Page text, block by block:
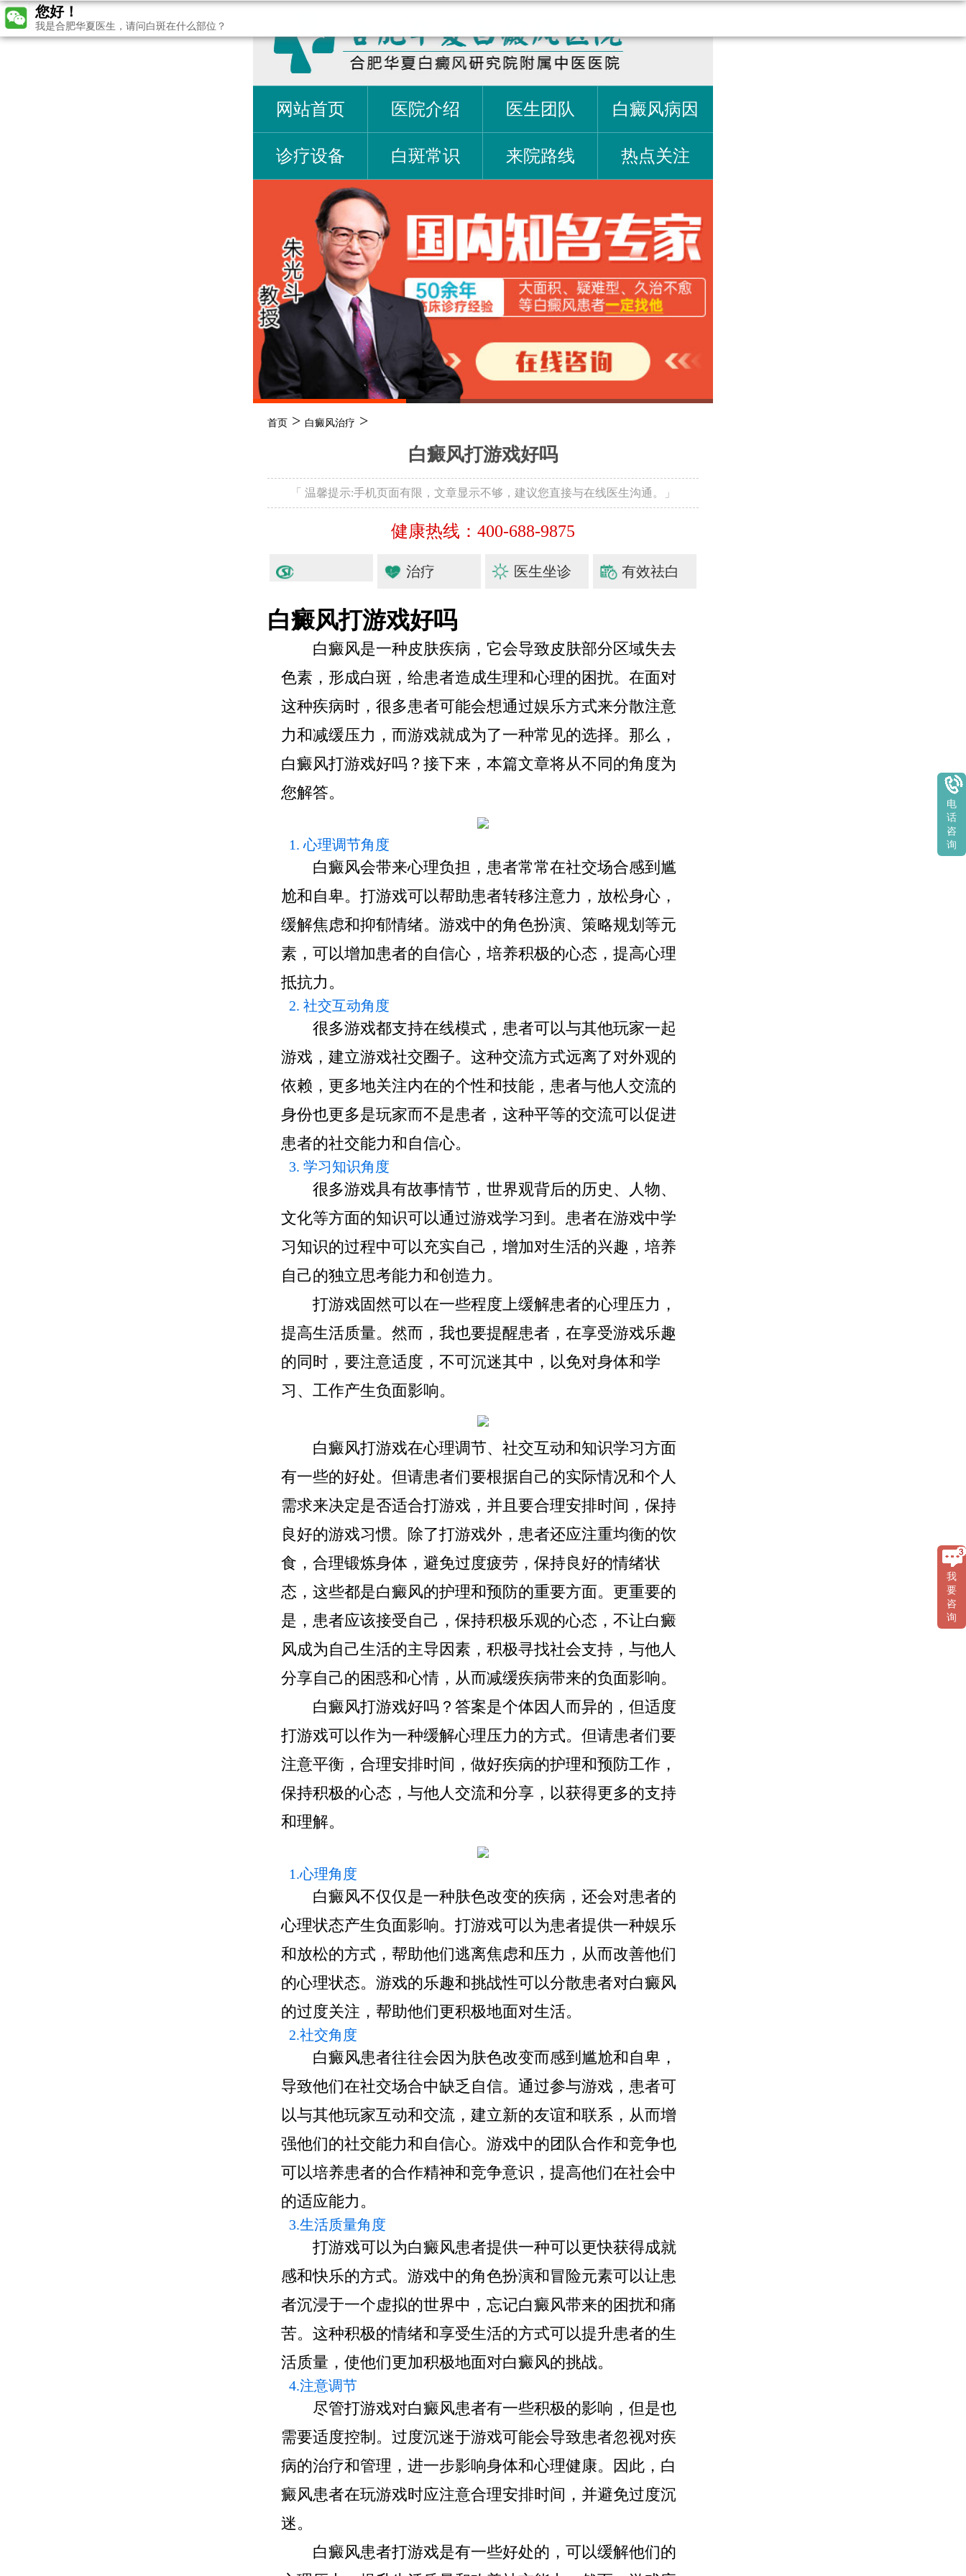
网站首页 医院介绍 医生团队 白癜风病因
诊疗设备 白斑常识 来院路线 热点关注
首页 > 白癜风治疗 >
白癜风打游戏好吗
「 温馨提示:手机页面有限，文章显示不够，建议您直接与在线医生沟通。」
健康热线：400-688-9875
治疗 医生坐诊 有效祛白
白癜风打游戏好吗
白癜风是一种皮肤疾病，它会导致皮肤部分区域失去
色素，形成白斑，给患者造成生理和心理的困扰。在面对
这种疾病时，很多患者可能会想通过娱乐方式来分散注意
力和减缓压力，而游戏就成为了一种常见的选择。那么，
白癜风打游戏好吗？接下来，本篇文章将从不同的角度为
您解答。
1. 心理调节角度
白癜风会带来心理负担，患者常常在社交场合感到尴
尬和自卑。打游戏可以帮助患者转移注意力，放松身心，
缓解焦虑和抑郁情绪。游戏中的角色扮演、策略规划等元
素，可以增加患者的自信心，培养积极的心态，提高心理
抵抗力。
2. 社交互动角度
很多游戏都支持在线模式，患者可以与其他玩家一起
游戏，建立游戏社交圈子。这种交流方式远离了对外观的
依赖，更多地关注内在的个性和技能，患者与他人交流的
身份也更多是玩家而不是患者，这种平等的交流可以促进
患者的社交能力和自信心。
3. 学习知识角度
很多游戏具有故事情节，世界观背后的历史、人物、
文化等方面的知识可以通过游戏学习到。患者在游戏中学
习知识的过程中可以充实自己，增加对生活的兴趣，培养
自己的独立思考能力和创造力。
打游戏固然可以在一些程度上缓解患者的心理压力，
提高生活质量。然而，我也要提醒患者，在享受游戏乐趣
的同时，要注意适度，不可沉迷其中，以免对身体和学
习、工作产生负面影响。
白癜风打游戏在心理调节、社交互动和知识学习方面
有一些的好处。但请患者们要根据自己的实际情况和个人
需求来决定是否适合打游戏，并且要合理安排时间，保持
良好的游戏习惯。除了打游戏外，患者还应注重均衡的饮
食，合理锻炼身体，避免过度疲劳，保持良好的情绪状
态，这些都是白癜风的护理和预防的重要方面。更重要的
是，患者应该接受自己，保持积极乐观的心态，不让白癜
风成为自己生活的主导因素，积极寻找社会支持，与他人
分享自己的困惑和心情，从而减缓疾病带来的负面影响。
白癜风打游戏好吗？答案是个体因人而异的，但适度
打游戏可以作为一种缓解心理压力的方式。但请患者们要
注意平衡，合理安排时间，做好疾病的护理和预防工作，
保持积极的心态，与他人交流和分享，以获得更多的支持
和理解。
1.心理角度
白癜风不仅仅是一种肤色改变的疾病，还会对患者的
心理状态产生负面影响。打游戏可以为患者提供一种娱乐
和放松的方式，帮助他们逃离焦虑和压力，从而改善他们
的心理状态。游戏的乐趣和挑战性可以分散患者对白癜风
的过度关注，帮助他们更积极地面对生活。
2.社交角度
白癜风患者往往会因为肤色改变而感到尴尬和自卑，
导致他们在社交场合中缺乏自信。通过参与游戏，患者可
以与其他玩家互动和交流，建立新的友谊和联系，从而增
强他们的社交能力和自信心。游戏中的团队合作和竞争也
可以培养患者的合作精神和竞争意识，提高他们在社会中
的适应能力。
3.生活质量角度
打游戏可以为白癜风患者提供一种可以更快获得成就
感和快乐的方式。游戏中的角色扮演和冒险元素可以让患
者沉浸于一个虚拟的世界中，忘记白癜风带来的困扰和痛
苦。这种积极的情绪和享受生活的方式可以提升患者的生
活质量，使他们更加积极地面对白癜风的挑战。
4.注意调节
尽管打游戏对白癜风患者有一些积极的影响，但是也
需要适度控制。过度沉迷于游戏可能会导致患者忽视对疾
病的治疗和管理，进一步影响身体和心理健康。因此，白
癜风患者在玩游戏时应注意合理安排时间，并避免过度沉
迷。
白癜风患者打游戏是有一些好处的，可以缓解他们的
您好！
我是合肥华夏医生，请问白斑在什么部位？
我
要
咨
询
电
话
咨
询